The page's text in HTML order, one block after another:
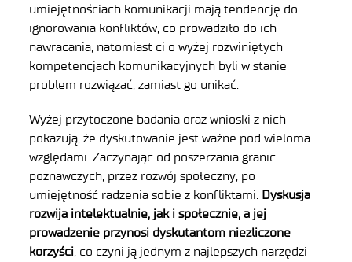
umiejętnościach komunikacji mają tendencję do
ignorowania konfliktów, co prowadziło do ich
nawracania, natomiast ci o wyżej rozwiniętych
kompetencjach komunikacyjnych byli w stanie
problem rozwiązać, zamiast go unikać.
Wyżej przytoczone badania oraz wnioski z nich
pokazują, że dyskutowanie jest ważne pod wieloma
względami. Zaczynając od poszerzania granic
poznawczych, przez rozwój społeczny, po
umiejętność radzenia sobie z konfliktami. Dyskusja
rozwija intelektualnie, jak i społecznie, a jej
prowadzenie przynosi dyskutantom niezliczone
korzyści, co czyni ją jednym z najlepszych narzędzi